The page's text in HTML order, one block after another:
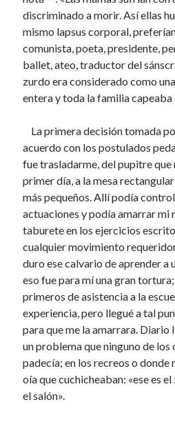
EL CARRITO DE MADERA(r)
7 febrero, 2020
UBALDINA CHONTÁ(r)
21 enero, 2020
DÉJENME HABLAR, NO JODAN
7 enero, 2020
NI VÍSPERAS NI NADA
LAST CALL
7 diciembre, 2019
29 noviembre, 2019
INTRASCENDENCIAS
23 noviembre, 2019
EL CATAPILERO
15 noviembre, 2019
LOS DE LA AGUJA Y EL DEDAL
8 noviembre, 2019
DON ANTONIO, EL VIAJANTE
1 noviembre, 2019
EVOCACIONES
25 octubre, 2019
UN APRENDIZ DEL MÁS ALLÁ
19 octubre, 2019
PLATA DE BORRACHO
11 octubre, 2019
discriminado a morir. Así ellas
mismo lapsus corporal,
comunista, poeta, presidente,
ballet, ateo, traductor del
zurdo era considerado como
entera y toda la familia capeaba
La primera decisión tomada
acuerdo con los postulados
fue trasladarme, del pupitre que
primer día, a la mesa
más pequeños. Allí podía
actuaciones y podía amarrar mi
taburete en los ejercicios
cualquier movimiento
duro ese calvario de aprender a
eso fue para mí una gran
primeros de asistencia a la
experiencia, pero llegué a tal
para que me la amarrara. Diario
un problema que ninguno de
padecía; en los recreos o donde
oía que cuchicheaban: «ese es
el salón».